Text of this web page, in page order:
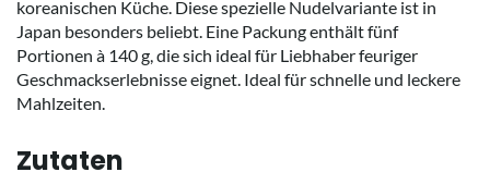
koreanischen Küche. Diese spezielle Nudelvariante ist in
Japan besonders beliebt. Eine Packung enthält fünf
Portionen à 140 g, die sich ideal für Liebhaber feuriger
Geschmackserlebnisse eignet. Ideal für schnelle und leckere
Mahlzeiten.
Zutaten